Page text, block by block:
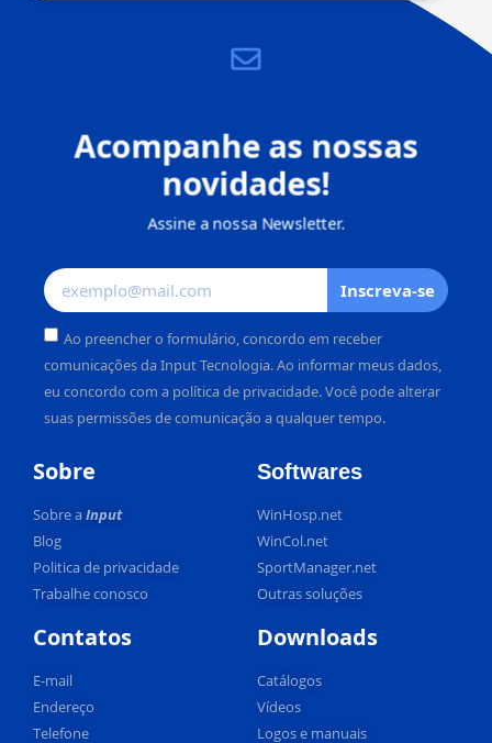
Acompanhe as nossas
novidades!
Assine a nossa Newsletter.
Ao preencher o formulário, concordo em receber
comunicações da Input Tecnologia. Ao informar meus dados,
eu concordo com a política de privacidade. Você pode alterar
suas permissões de comunicação a qualquer tempo.
Inscreva-se
Sobre
Sobre aInput
Blog
Politica de privacidade
Trabalhe conosco
Softwares
WinHosp.net
WinCol.net
SportManager.net
Outras soluções
Contatos
E-mail
Endereço
Telefone
Downloads
Catálogos
Vídeos
Logos e manuais